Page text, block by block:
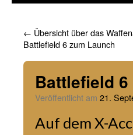
← Übersicht über das
Battlefield 6 zum Launch
Battlefield
Veröffentlicht am 21.
Auf dem X-